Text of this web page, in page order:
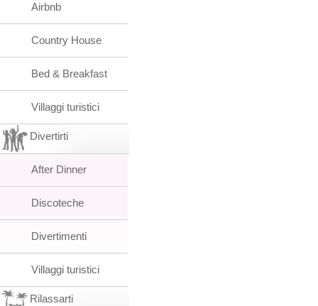
Airbnb
Country House
Bed & Breakfast
Villaggi turistici
Divertirti
After Dinner
Discoteche
Divertimenti
Villaggi turistici
Rilassarti